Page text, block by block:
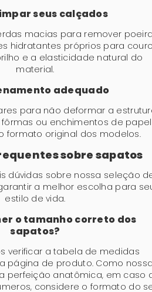
seus calçados
macias para remover
hidratantes próprios para
e a elasticidade natural do
material.
adequado
para não deformar a
ou enchimentos de papel
formato original dos modelos.
sobre sapatos
dúvidas sobre nossa seleção
a melhor escolha para
estilo de vida.
o tamanho correto dos
sapatos?
verificar a tabela de medidas
página de produto. Como
perfeição anatômica, em caso
considere o formato do